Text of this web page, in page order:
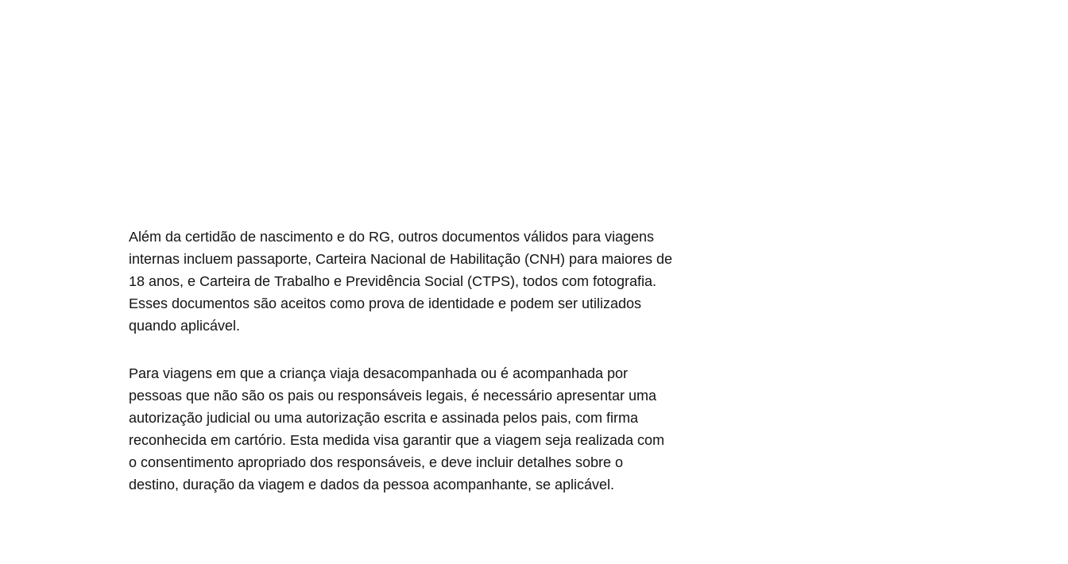
Além da certidão de nascimento e do RG, outros documentos válidos para viagens
internas incluem passaporte, Carteira Nacional de Habilitação (CNH) para maiores de
18 anos, e Carteira de Trabalho e Previdência Social (CTPS), todos com fotografia.
Esses documentos são aceitos como prova de identidade e podem ser utilizados
quando aplicável.
Para viagens em que a criança viaja desacompanhada ou é acompanhada por
pessoas que não são os pais ou responsáveis legais, é necessário apresentar uma
autorização judicial ou uma autorização escrita e assinada pelos pais, com firma
reconhecida em cartório. Esta medida visa garantir que a viagem seja realizada com
o consentimento apropriado dos responsáveis, e deve incluir detalhes sobre o
destino, duração da viagem e dados da pessoa acompanhante, se aplicável.